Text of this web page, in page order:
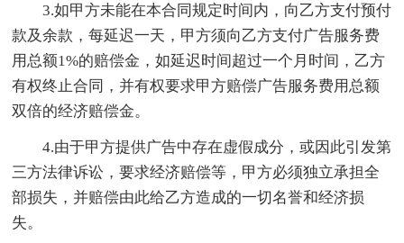
3.如甲方未能在本合同规定时间内，向乙方支付预付
款及余款，每延迟一天，甲方须向乙方支付广告服务费
用总额1%的赔偿金，如延迟时间超过一个月时间，乙方
有权终止合同，并有权要求甲方赔偿广告服务费用总额
双倍的经济赔偿金。
4.由于甲方提供广告中存在虚假成分，或因此引发第
三方法律诉讼，要求经济赔偿等，甲方必须独立承担全
部损失，并赔偿由此给乙方造成的一切名誉和经济损
失。